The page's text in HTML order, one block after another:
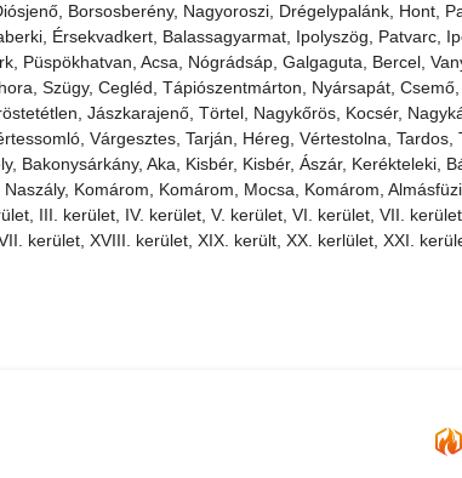
Borsosberény, Nagyoroszi, Drégelypalánk, Hont,
Érsekvadkert, Balassagyarmat, Ipolyszög, Patvarc,
Püspökhatvan, Acsa, Nógrádsáp, Galgaguta, Bercel,
Szügy, Cegléd, Tápiószentmárton, Nyársapát,
Jászkarajenő, Törtel, Nagykőrös, Kocsér,
Várgesztes, Tarján, Héreg, Vértestolna,
Bakonysárkány, Aka, Kisbér, Kisbér, Ászár, Kerékteleki,
Komárom, Komárom, Mocsa, Komárom,
III. kerület, IV. kerület, V. kerület, VI. kerület, VII.
kerület, XVIII. kerület, XIX. került, XX. kerlület, XXI.